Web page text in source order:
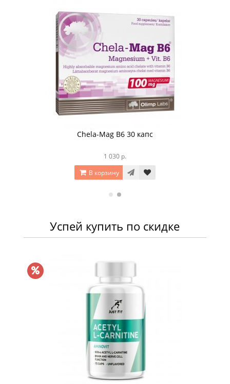
Chela-Mag B6 30 капс
В корзину
Успей купить по скидке